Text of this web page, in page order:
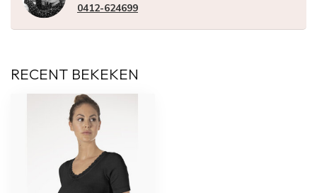
0412-624699
RECENT BEKEKEN